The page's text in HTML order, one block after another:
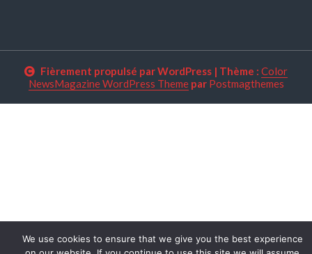
Fièrement propulsé par WordPress | Thème : Color
NewsMagazine WordPress Themepar Postmagthemes
We use cookies to ensure that we give you the best experience